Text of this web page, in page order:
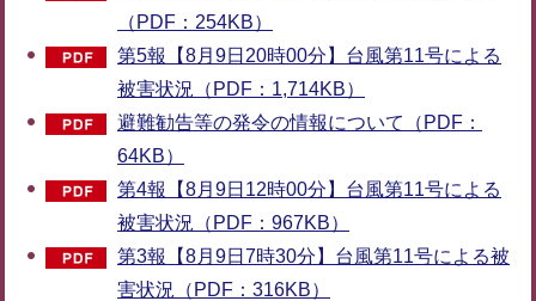
（PDF：254KB）
第5報【8月9日20時00分】台風第11号による
被害状況（PDF：1,714KB）
避難勧告等の発令の情報について（PDF：
64KB）
第4報【8月9日12時00分】台風第11号による
被害状況（PDF：967KB）
第3報【8月9日7時30分】台風第11号による被
害状況（PDF：316KB）